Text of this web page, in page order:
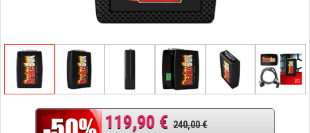
119,90 € 240,00 €